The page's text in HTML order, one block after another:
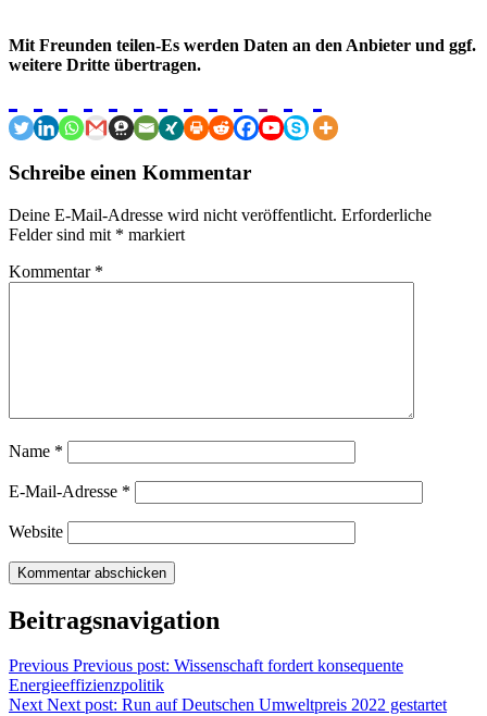
Mit Freunden teilen-Es werden Daten an den Anbieter und ggf.
weitere Dritte übertragen.
Schreibe einen Kommentar
Deine E-Mail-Adresse wird nicht veröffentlicht. Erforderliche
Felder sind mit * markiert
Kommentar *
Name *
E-Mail-Adresse *
Website
Beitragsnavigation
Previous Previous post: Wissenschaft fordert konsequente
Energieeffizienzpolitik
Next Next post: Run auf Deutschen Umweltpreis 2022 gestartet